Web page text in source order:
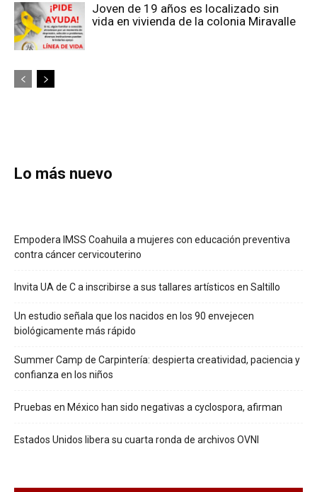
Joven de 19 años es localizado sin
vida en vivienda de la colonia Miravalle
Lo más nuevo
Empodera IMSS Coahuila a mujeres con educación preventiva
contra cáncer cervicouterino
Invita UA de C a inscribirse a sus tallares artísticos en Saltillo
Un estudio señala que los nacidos en los 90 envejecen
biológicamente más rápido
Summer Camp de Carpintería: despierta creatividad, paciencia y
confianza en los niños
Pruebas en México han sido negativas a cyclospora, afirman
Estados Unidos libera su cuarta ronda de archivos OVNI